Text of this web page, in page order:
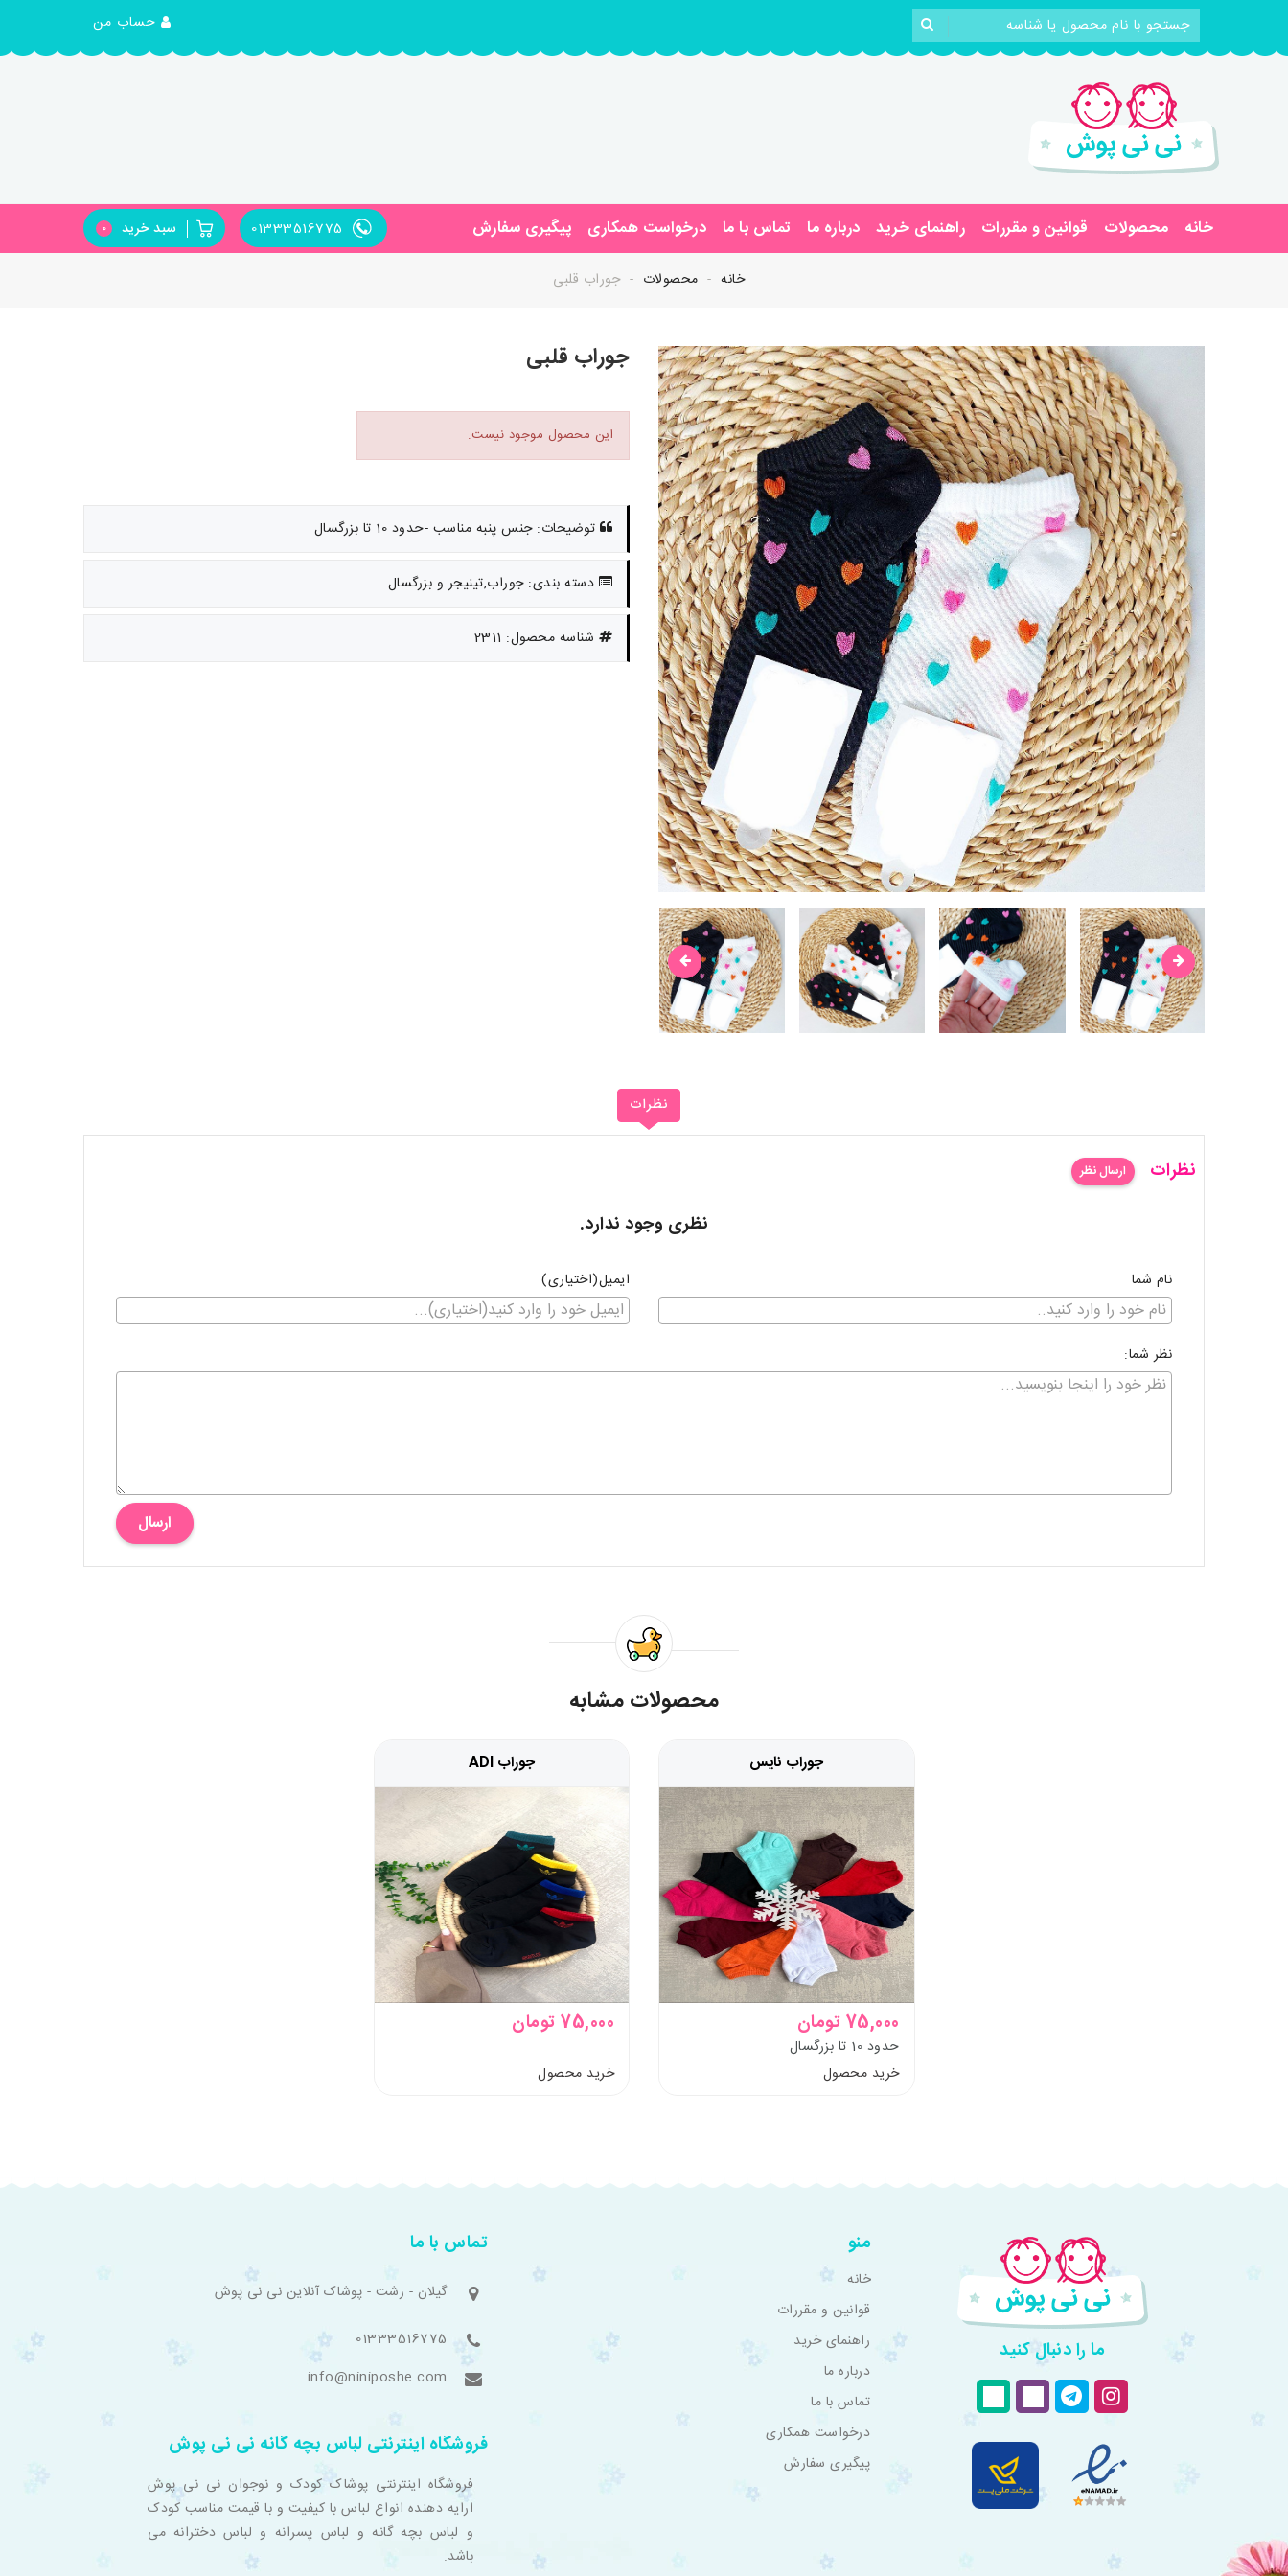
حساب من
خانه محصولات قوانین و مقررات راهنمای خرید درباره ما تماس با ما درخواست همکاری پیگیری سفارش سبد خرید 0 01333516775
خانه محصولات جوراب قلبی
جوراب قلبی
این محصول موجود نیست.
توضیحات: جنس پنبه مناسب -حدود 10 تا بزرگسال
دسته بندی: جوراب,تینیجر و بزرگسال
شناسه محصول: 2311
نظرات
نظرات ارسال نظر
نظری وجود ندارد.
نام شما ایمیل(اختیاری)
نظر شما:
ارسال
محصولات مشابه
جوراب نایس
75,000 تومان
حدود 10 تا بزرگسال
خرید محصول
جوراب ADI
75,000 تومان
خرید محصول
ما را دنبال کنید
منو
خانه
قوانین و مقررات
راهنمای خرید
درباره ما
تماس با ما
درخواست همکاری
پیگیری سفارش
تماس با ما
گیلان - رشت - پوشاک آنلاین نی نی پوش
01333516775
info@niniposhe.com
فروشگاه اینترنتی لباس بچه گانه نی نی پوش
فروشگاه اینترنتی پوشاک کودک و نوجوان نی نی پوش
ارایه دهنده انواع لباس با کیفیت و با قیمت مناسب کودک
و لباس بچه گانه و لباس پسرانه و لباس دخترانه می
باشد.